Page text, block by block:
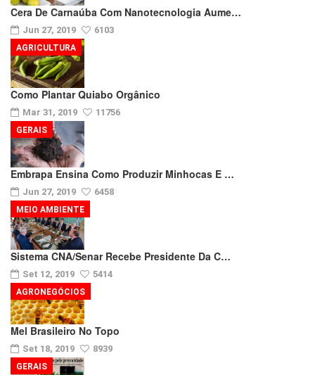
Cera De Carnaúba Com Nanotecnologia Aume…
Jun 27, 2019 6103
Como Plantar Quiabo Orgânico
Mar 31, 2019 11756
AGRICULTURA
Embrapa Ensina Como Produzir Minhocas E …
Jun 27, 2019 6458
GERAIS
Sistema CNA/Senar Recebe Presidente Da C…
Set 12, 2019 5414
MEIO AMBIENTE
Mel Brasileiro No Topo
Set 18, 2019 8939
AGRONEGÓCIOS
GERAIS